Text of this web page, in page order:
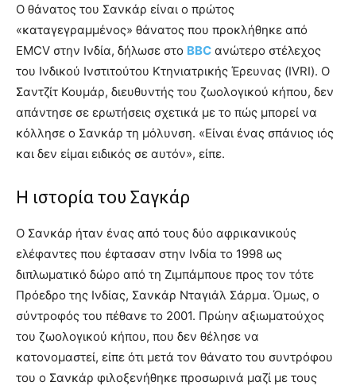
Ο θάνατος του Σανκάρ είναι ο πρώτος
«καταγεγραμμένος» θάνατος που προκλήθηκε από
EMCV στην Ινδία, δήλωσε στο BBC ανώτερο στέλεχος
του Ινδικού Ινστιτούτου Κτηνιατρικής Έρευνας (IVRI). Ο
Σαντζίτ Κουμάρ, διευθυντής του ζωολογικού κήπου, δεν
απάντησε σε ερωτήσεις σχετικά με το πώς μπορεί να
κόλλησε ο Σανκάρ τη μόλυνση. «Είναι ένας σπάνιος ιός
και δεν είμαι ειδικός σε αυτόν», είπε.
Η ιστορία του Σαγκάρ
Ο Σανκάρ ήταν ένας από τους δύο αφρικανικούς
ελέφαντες που έφτασαν στην Ινδία το 1998 ως
διπλωματικό δώρο από τη Ζιμπάμπουε προς τον τότε
Πρόεδρο της Ινδίας, Σανκάρ Νταγιάλ Σάρμα. Όμως, ο
σύντροφός του πέθανε το 2001. Πρώην αξιωματούχος
του ζωολογικού κήπου, που δεν θέλησε να
κατονομαστεί, είπε ότι μετά τον θάνατο του συντρόφου
του ο Σανκάρ φιλοξενήθηκε προσωρινά μαζί με τους